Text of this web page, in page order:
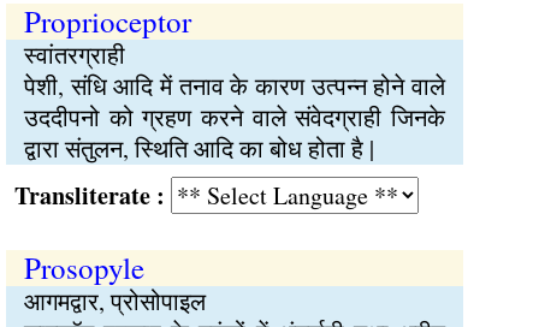
Proprioceptor
स्वांतरग्राही
पेशी, संधि आदि में तनाव के कारण उत्पन्न होने वाले
उददीपनो को ग्रहण करने वाले संवेदग्राही जिनके
द्वारा संतुलन, स्थिति आदि का बोध होता है |
:
Prosopyle
आगमद्वार, प्रोसोपाइल